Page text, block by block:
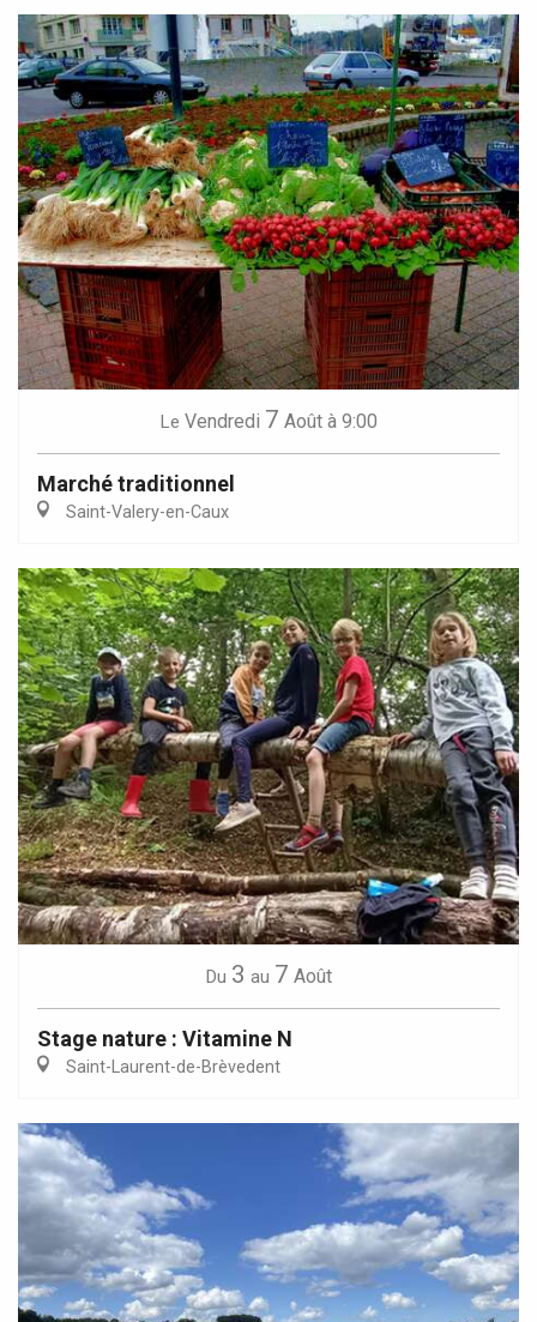
Le Vendredi 7 Août à 9:00
Marché traditionnel
Saint-Valery-en-Caux
Du 3 au 7 Août
Stage nature : Vitamine N
Saint-Laurent-de-Brèvedent